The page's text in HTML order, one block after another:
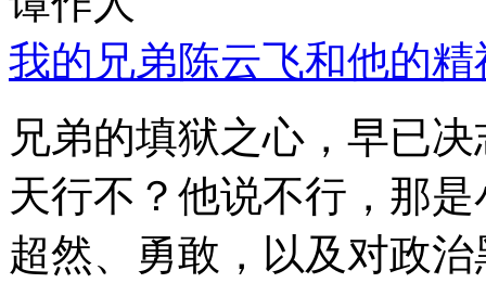
我的兄弟陈云飞和他的
兄弟的填狱之心，早已
天行不？他说不行，那
超然、勇敢，以及对政